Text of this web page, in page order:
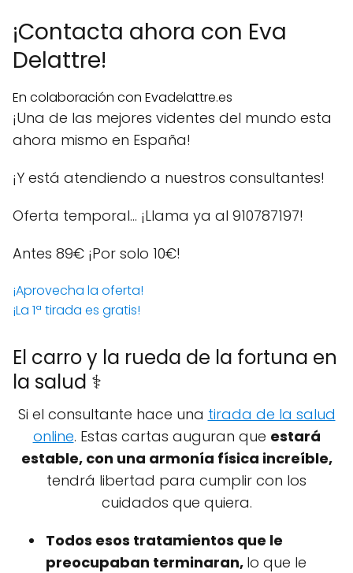
¡Contacta ahora con Eva
Delattre!
En colaboración con Evadelattre.es
¡Una de las mejores videntes del mundo esta
ahora mismo en España!
¡Y está atendiendo a nuestros consultantes!
Oferta temporal… ¡Llama ya al 910787197!
Antes 89€ ¡Por solo 10€!
¡Aprovecha la oferta!
¡La 1ª tirada es gratis!
El carro y la rueda de la fortuna en
la salud ⚕️
Si el consultante hace una tirada de la salud
online. Estas cartas auguran que estará
estable, con una armonía física increíble,
tendrá libertad para cumplir con los
cuidados que quiera.
Todos esos tratamientos que le
preocupaban terminaran, lo que le